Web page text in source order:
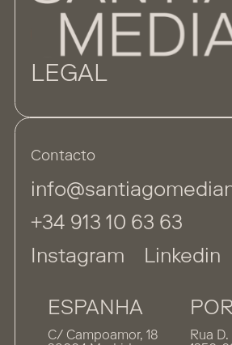
Contacto
+34 913 10 63 63
Instagram
Linkedin
ESPANHA
C/ Campoamor, 18
Rua
LEGAL